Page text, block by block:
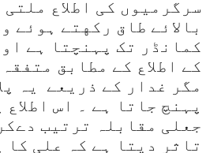
سرگرمیوں کی اطلاع
بالائے طاق رکهتے ہوئے
کمانڈر تک پہنچتا ہے
کے اطلاع کے مطابق
مگر غدار کے ذریعے یہ
پہنچ جاتا ہے ۔ اس
جعلی مقابلہ ترتیب
تاثر دیتا ہے کہ علی کا